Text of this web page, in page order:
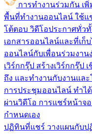
การทำงานร่วมกัน เ
พื้นที่ทำงานออนไลน์ ใช้แ
โต้ตอบ วิดีโอประกาศทั่ว
เอกสารออนไลน์และที่เก็
ออนไลน์กับเพื่อนร่วมงาน
เวิร์กกรุ๊ป สร้างเวิร์กกรุ๊ป
ถึง และทำงานกับงานและ
การประชุมออนไลน์ ทำไ
ผ่านวิดีโอ การแชร์หน้าจ
กำหนดเอง
ปฏิทินที่แชร์ วางแผนกับ